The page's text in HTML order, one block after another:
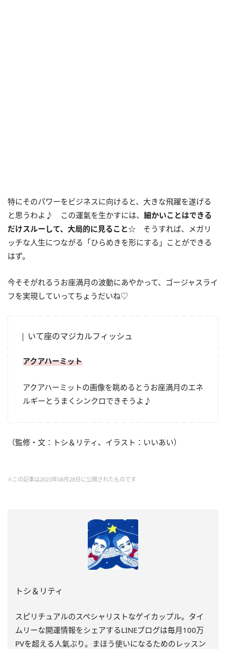
特にそのパワーをビジネスに向けると、大きな飛躍を遂げる
と思うわよ♪ この運氣を生かすには、 細かいことはできる
だけスルーして、大局的に見ること☆ そうすれば、メガリ
ッチな人生につながる「ひらめきを形にする」ことができる
はず。
今そそがれるうお座満月の波動にあやかって、ゴージャスライ
フを実現していってちょうだいね♡
いて座のマジカルフィッシュ
アクアハーミット
アクアハーミットの画像を眺めるとうお座満月のエネ
ルギーとうまくシンクロできそうよ♪
（監修・文：トシ＆リティ、イラスト：いいあい）
※この記事は2023年08月28日に公開されたものです
トシ＆リティ
スピリチュアルのスペシャリストなゲイカップル。タイ
ムリーな開運情報をシェアするLINEブログは毎月100万
PVを超える人氣ぶり。まほう使いになるためのレッスン